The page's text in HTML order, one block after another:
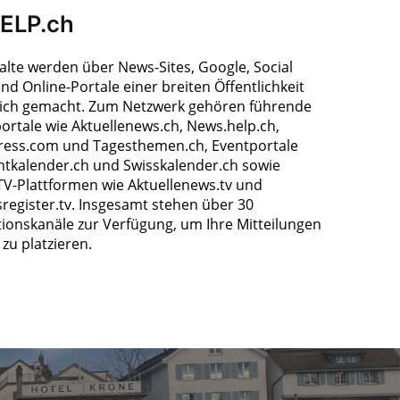
werden über News-Sites, Google, Social
Online-Portale einer breiten Öffentlichkeit
gemacht. Zum Netzwerk gehören führende
wie Aktuellenews.ch, News.help.ch,
und Tagesthemen.ch, Eventportale
und Swisskalender.ch sowie
Plattformen wie Aktuellenews.tv und
Insgesamt stehen über 30
zur Verfügung, um Ihre Mitteilungen
platzieren.